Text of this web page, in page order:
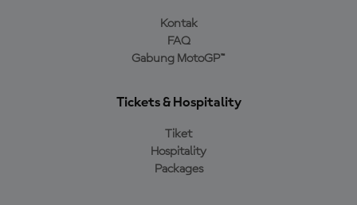
Kontak
FAQ
Gabung MotoGP™
Tickets & Hospitality
Tiket
Hospitality
Packages